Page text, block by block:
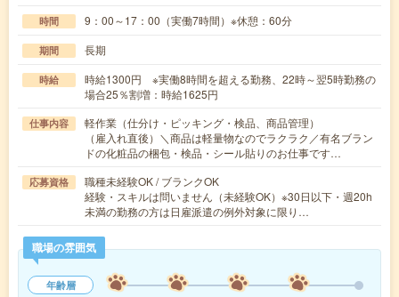
時間 9：00～17：00（実働7時間）※休憩：60分
期間 長期
時給
時給1300円 ※実働8時間を超える勤務、22時～翌5時勤務の
場合25％割増：時給1625円
仕事内容
軽作業（仕分け・ピッキング・検品、商品管理）
（雇入れ直後）＼商品は軽量物なのでラクラク／有名ブラン
ドの化粧品の梱包・検品・シール貼りのお仕事です…
応募資格
職種未経験OK / ブランクOK
経験・スキルは問いません（未経験OK）※30日以下・週20h
未満の勤務の方は日雇派遣の例外対象に限り…
職場の雰囲気
年齢層